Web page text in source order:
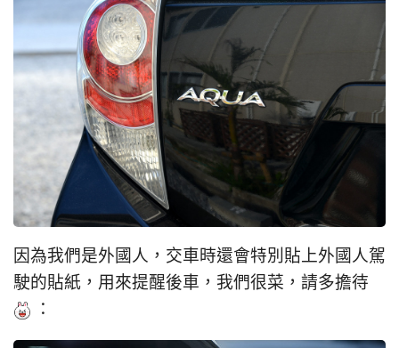
因為我們是外國人，交車時還會特別貼上外國人駕
駛的貼紙，用來提醒後車，我們很菜，請多擔待
：